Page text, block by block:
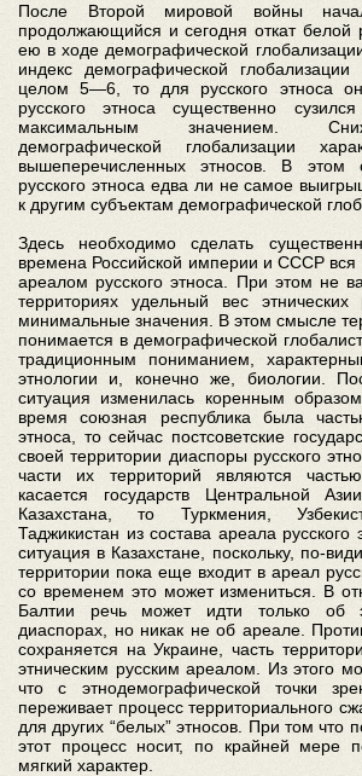
После Второй мировой войны
продолжающийся и сегодня откат белой
ею в ходе демографической
индекс демографической
целом 5—6, то для русского этноса
русского этноса существенно
максимальным значением.
демографической глобализации
вышеперечисленных этносов. В этом
русского этноса едва ли не самое
к другим субъектам демографической
Здесь необходимо сделать
времена Российской империи и СССР вся
ареалом русского этноса. При этом не
территориях удельный вес
минимальные значения. В этом смысле
понимается в демографической
традиционным пониманием,
этнологии и, конечно же, биологии.
ситуация изменилась коренным
время союзная республика была
этноса, то сейчас постсоветские
своей территории диаспоры русского
части их территорий являются
касается государств Центральной
Казахстана, то Туркмения,
Таджикистан из состава ареала
ситуация в Казахстане, поскольку, по-
территории пока еще входит в ареал
со временем это может измениться. В
Балтии речь может идти только об
диаспорах, но никак не об ареале.
сохраняется на Украине, часть
этническим русским ареалом. Из этого
что с этнодемографической точки
переживает процесс территориального
для других “белых” этносов. При том что
этот процесс носит, по крайней мере
мягкий характер.